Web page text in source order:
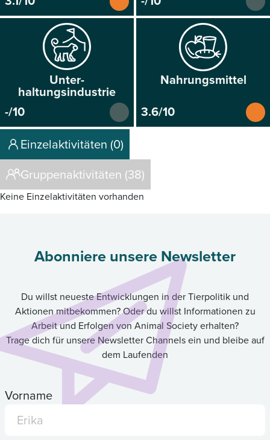
Unter­
haltungsindustrie
-/10
Nahrungs­mittel
3.6/10
Einzelaktivitäten (0)
Gruppenaktivitäten (38)
Keine Einzelaktivitäten vorhanden
Abonniere unsere Newsletter
Du willst neueste Entwicklungen in der Tierpolitik und
Aktionen mitbekommen? Oder du willst Informationen zu
Arbeit und Erfolgen von Animal Society erhalten?
Trage dich für unsere Newsletter Channels ein und bleibe auf
dem Laufenden
Vorname